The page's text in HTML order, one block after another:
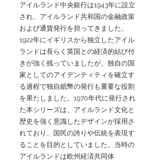
アイルランド中央銀行は1943年に設立
され、アイルランド共和国の金融政策
および通貨発行を担ってきました。
1922年にイギリスから独立したアイル
ランドは長らく英国との経済的結び付
きが強く残っていましたが、独自の国
家としてのアイデンティティを確立す
る過程で独自紙幣の発行も重要な役割
を果たしました。1970年代に発行され
た本シリーズは、アイルランド文化と
歴史を強く意識したデザインが採用さ
れており、国民の誇りや伝統を表現す
ることを目的としていました。当時の
アイルランドは欧州経済共同体